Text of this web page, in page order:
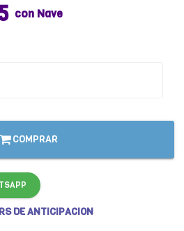
con Nave
COMPRAR
DE ANTICIPACION